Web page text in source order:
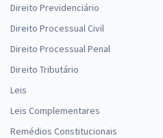
Direito Previdenciário
Direito Processual Civil
Direito Processual Penal
Direito Tributário
Leis
Leis Complementares
Remédios Constitucionais